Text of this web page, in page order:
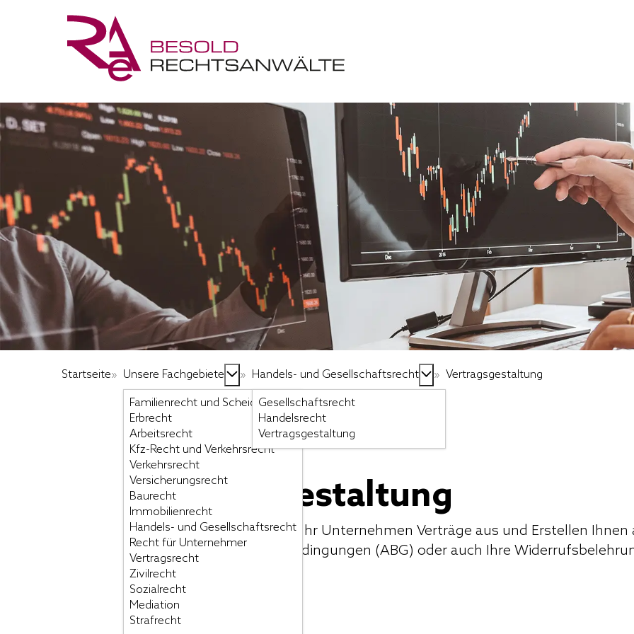
Startseite» Unsere Fachgebiete
Familienrecht und Scheidung
Erbrecht
Arbeitsrecht
Kfz-Recht und Verkehrsrecht
Verkehrsrecht
Versicherungsrecht
Baurecht
Immobilienrecht
Handels- und Gesellschaftsrecht
Recht für Unternehmer
Vertragsrecht
Zivilrecht
Sozialrecht
Mediation
Strafrecht
» Handels- und Gesellschaftsrecht
Gesellschaftsrecht
Handelsrecht
Vertragsgestaltung
» Vertragsgestaltung
Vertragsgestaltung
Weiterhin arbeiten wir für Ihr Unternehmen Verträge aus und Erstellen Ihnen
Allgemeinen Geschäftsbedingungen (ABG) oder auch Ihre